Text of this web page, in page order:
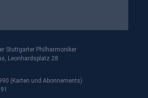
Stuttgarter Philharmoniker
Leonhardsplatz 28
(Karten und Abonnements)